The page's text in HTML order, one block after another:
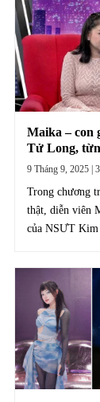
Maika – con
Tử Long,
không được
9 Tháng 9, 2025 |
Trong chương
thật, diễn viên
của NSƯT